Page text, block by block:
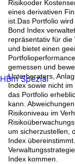
Risikooder
eines derivativen
ist.Das Portfolio
Bond Index
repräsentativ für die
und bietet einen
gemessen und
Unterberaters,
Index sowie nicht
das Portfolio
kann.
Risikoniveau im
um sicherzustellen,
Index
Index kommen.
HBm Spezial